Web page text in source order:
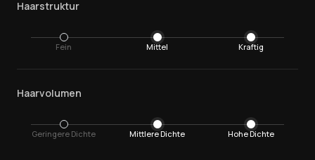
Haarstruktur
Fein Mittel Kraftig
Haarvolumen
Geringere Dichte Mittlere Dichte Hohe Dichte